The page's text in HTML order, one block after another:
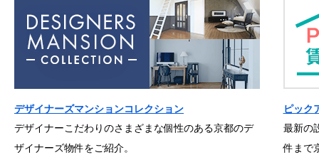
デザイナーズマンションコレクション
デザイナーこだわりのさまざまな個性のある京都のデ
ザイナーズ物件をご紹介。
ピック
最新の
件まで